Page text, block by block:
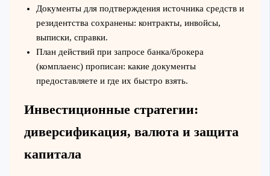
Документы для подтверждения источника средств и
резидентства сохранены: контракты, инвойсы,
выписки, справки.
План действий при запросе банка/брокера
(комплаенс) прописан: какие документы
предоставляете и где их быстро взять.
Инвестиционные стратегии:
диверсификация, валюта и защита
капитала